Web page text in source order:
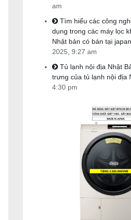
am
Tìm hiểu các công
dụng trong các máy lọc
Nhật bản có bán tại
2025, 9:27 am
Tủ lạnh nội địa Nhật
trưng của tủ lạnh nội địa
4:30 pm